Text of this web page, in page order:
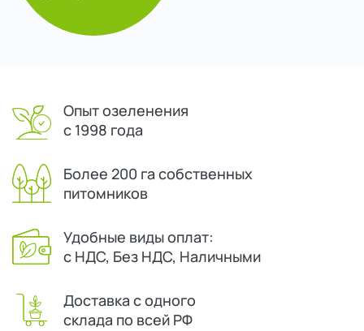
Опыт озеленения
с 1998 года
Более 200 га собственных
питомников
Удобные виды оплат:
с НДС, Без НДС, Наличными
Доставка с одного
склада по всей РФ